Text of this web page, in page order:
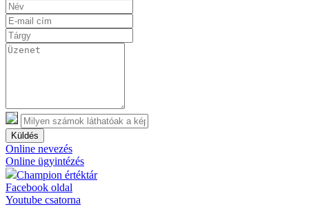
Küldés
Online nevezés
Online ügyintézés
Champion értéktár
Facebook oldal
Youtube csatorna